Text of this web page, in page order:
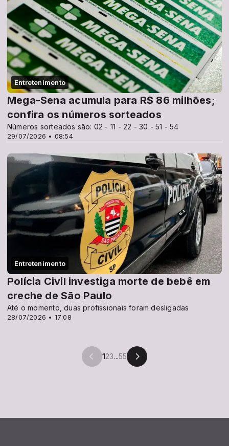
Entretenimento
29/07/2026 • 08:54
Mega-Sena acumula para R$ 86 milhões;
confira os números sorteados
Números sorteados são: 02 - 11 - 22 - 30 - 51 - 54
Entretenimento
28/07/2026 • 17:08
Polícia Civil investiga morte de bebê em
creche de São Paulo
Até o momento, duas profissionais foram desligadas
123...55